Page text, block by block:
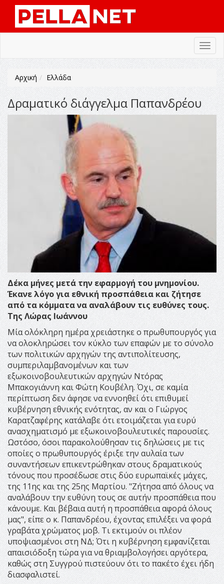
Αρχική Ελλάδα
Δραματικό διάγγελμα Παπανδρέου
Δέκα μήνες μετά την εφαρμογή του μνημονίου.
Έκανε λόγο για εθνική προσπάθεια και ζήτησε
από τα κόμματα να αναλάβουν τις ευθύνες τους.
Της Λώρας Ιωάννου
Μία ολόκληρη ημέρα χρειάστηκε ο πρωθυπουργός για
να ολοκληρώσει τον κύκλο των επαφών με το σύνολο
των πολιτικών αρχηγών της αντιπολίτευσης,
συμπεριλαμβανομένων και των
εξωκοινοβουλευτικών αρχηγών Ντόρας
Μπακογιάννη και Φώτη Κουβέλη. Όχι, σε καμία
περίπτωση δεν άφησε να εννοηθεί ότι επιθυμεί
κυβέρνηση εθνικής ενότητας, αν και ο Γιώργος
Καρατζαφέρης κατάλαβε ότι ετοιμάζεται για ευρύ
ανασχηματισμό με εξωκοινοβουλευτικές παρουσίες.
Ωστόσο, όσοι παρακολούθησαν τις δηλώσεις με τις
οποίες ο πρωθυπουργός έριξε την αυλαία των
συναντήσεων επικεντρώθηκαν στους δραματικούς
τόνους που προσέδωσε στις δύο ευρωπαϊκές μάχες,
της 11ης και της 25ης Μαρτίου. "Ζήτησα από όλους να
αναλάβουν την ευθύνη τους σε αυτήν προσπάθεια που
κάνουμε. Και βέβαια αυτή η προσπάθεια αφορά όλους
μας", είπε ο κ. Παπανδρέου, έχοντας επιλέξει να φορά
γραβάτα χρώματος μοβ. Τι εκτιμούν οι πλέον
υποψιασμένοι στη ΝΔ; Ότι η κυβέρνηση εμφανίζεται
απαισιόδοξη τώρα για να θριαμβολογήσει αργότερα,
καθώς στη Συγγρού πιστεύουν ότι το πακέτο έχει ήδη
διασφαλιστεί.